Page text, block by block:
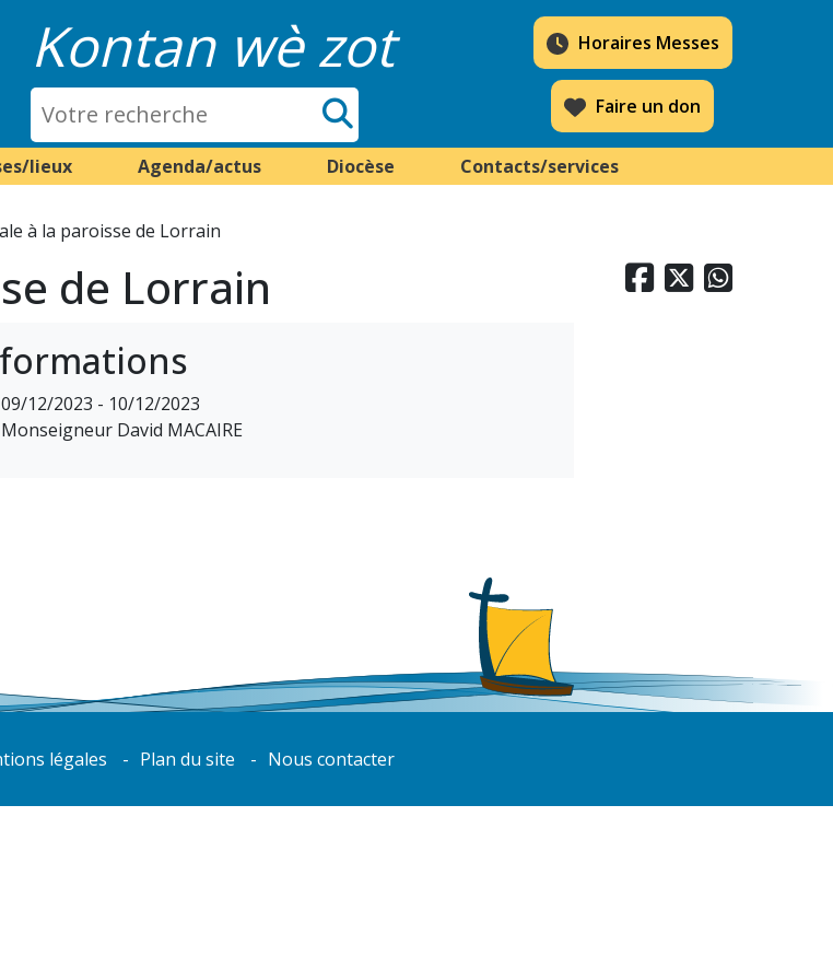
Kontan wè zot Horaires Messes
Faire un don
lieux Agenda/actus Diocèse Contacts/services
à la paroisse de Lorrain
  
de Lorrain
09/12/2023 - 10/12/2023
Monseigneur David MACAIRE
légales Plan du site Nous contacter